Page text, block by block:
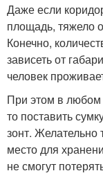
Даже если
площадь, тяжело
Конечно,
зависеть от
человек
При этом в любом
то поставить
зонт. Желательно
место для
не смогут